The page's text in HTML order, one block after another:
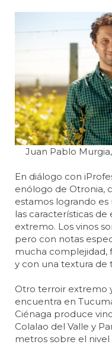
Juan Pablo
En diálogo con
enólogo de Otronia,
estamos logrando
las características
extremo. Los vinos
pero con notas
mucha complejidad,
y con una textura de
Otro terroir extremo
encuentra en
Ciénaga produce
Colalao del Valle y
metros sobre el